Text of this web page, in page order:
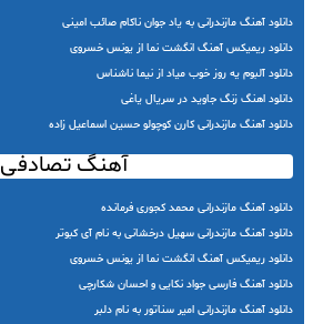
دانلود آهنگ مازندرانی به یاد جوان ناکام صائب امینی
دانلود ریمیکس آهنگ انگشت نما از یونس خسروی
دانلود آلبوم یه روز خوب میاد از نیما ناشناس
دانلود اهنگ زنگ جاوید در سریال یاغی
دانلود آهنگ مازندرانی کارن کوچولو حسین اسماعیل زاده
آهنگ تصادفی
دانلود آهنگ مازندرانی محمد کجوری فرمانده
دانلود آهنگ مازندرانی سهیل درخشانی به نام آی کبوتر
دانلود ریمیکس آهنگ انگشت نما از یونس خسروی
دانلود آهنگ فارسی جواد نکایی و احسان شکارچی
دانلود آهنگ مازندرانی امیر سناتور به نام دلبر